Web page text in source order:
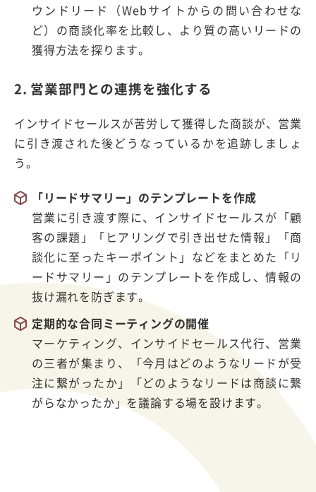
ウンドリード（Webサイトからの問い合わせな
ど）の商談化率を比較し、より質の高いリードの
獲得方法を探ります。
2. 営業部門との連携を強化する
インサイドセールスが苦労して獲得した商談が、営業
に引き渡された後どうなっているかを追跡しましょ
う。
「リードサマリー」のテンプレートを作成
営業に引き渡す際に、インサイドセールスが「顧
客の課題」「ヒアリングで引き出せた情報」「商
談化に至ったキーポイント」などをまとめた「リ
ードサマリー」のテンプレートを作成し、情報の
抜け漏れを防ぎます。
定期的な合同ミーティングの開催
マーケティング、インサイドセールス代行、営業
の三者が集まり、「今月はどのようなリードが受
注に繋がったか」「どのようなリードは商談に繋
がらなかったか」を議論する場を設けます。